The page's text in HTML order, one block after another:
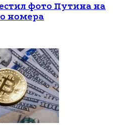
фото Путина на
номера